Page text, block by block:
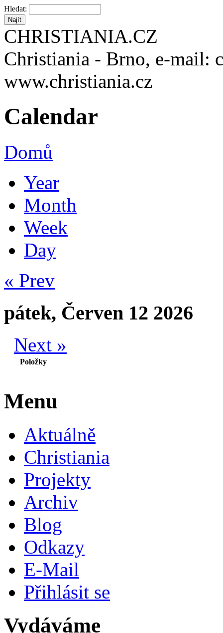
Hledat:
CHRISTIANIA.CZ
Christiania - Brno, e-mail:
www.christiania.cz
Calendar
Domů
Year
Month
Week
Day
« Prev
pátek, Červen 12 2026
Next »
Položky
Menu
Aktuálně
Christiania
Projekty
Archiv
Blog
Odkazy
E-Mail
Přihlásit se
Vydáváme